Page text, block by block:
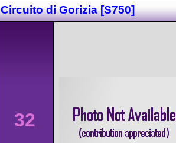
Circuito di Gorizia [S750]
32